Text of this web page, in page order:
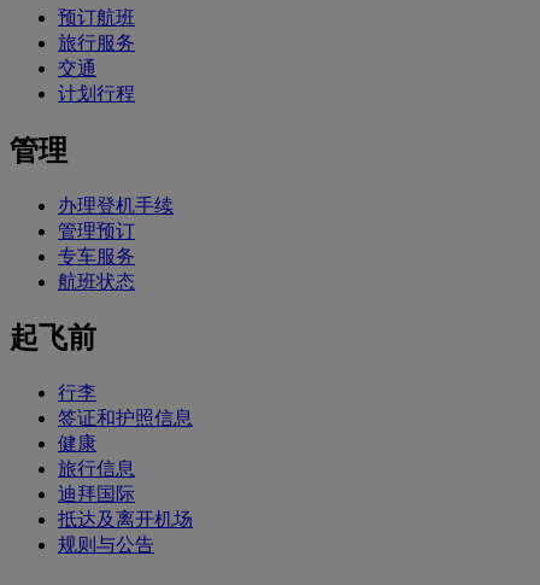
预订航班
旅行服务
交通
计划行程
管理
办理登机手续
管理预订
专车服务
航班状态
起飞前
行李
签证和护照信息
健康
旅行信息
迪拜国际
抵达及离开机场
规则与公告